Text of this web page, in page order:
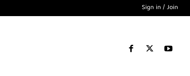
Sign in / Join